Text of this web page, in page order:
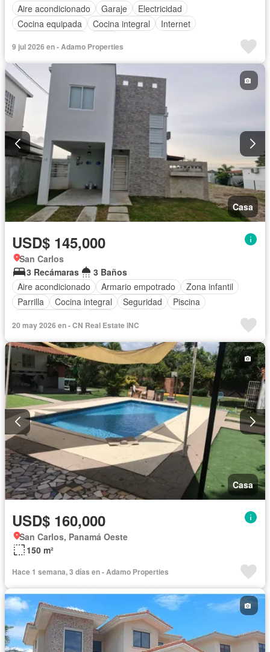
Aire acondicionado Garaje
Electricidad
Cocina equipada
Cocina integral
Internet
9 jul 2026 en - Adamo Properties
Casa
USD$ 145,000
San Carlos
3 Recámaras
3 Baños
Aire acondicionado
Armario empotrado
Zona infantil
Parrilla
Cocina integral Seguridad
Piscina
20 may 2026 en - CN Real Estate INC
Casa
USD$ 160,000
San Carlos, Panamá Oeste
150 m²
Hace 1 semana, 3 días en - Adamo Properties